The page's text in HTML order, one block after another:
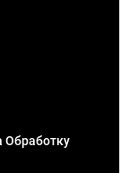
Обработку